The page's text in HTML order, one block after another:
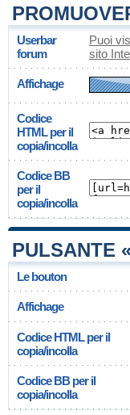
Userbar
forum
Puoi
sito
Affichage
Codice
HTML per il
copia/incolla
Codice BB
per il
copia/incolla
PULSANTE
Le bouton
Affichage
Codice HTML per il
copia/incolla
Codice BB per il
copia/incolla